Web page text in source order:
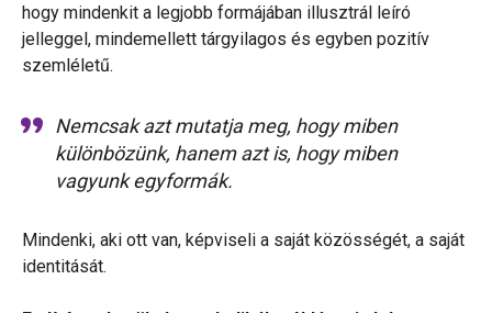
hogy mindenkit a legjobb formájában illusztrál leíró
jelleggel, mindemellett tárgyilagos és egyben pozitív
szemléletű.
Nemcsak azt mutatja meg, hogy miben
különbözünk, hanem azt is, hogy miben
vagyunk egyformák.
Mindenki, aki ott van, képviseli a saját közösségét, a saját
identitását.